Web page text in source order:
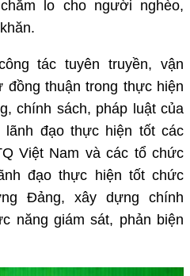
lo cho người nghèo,
tác tuyên truyền, vận
đồng thuận trong thực hiện
chính sách, pháp luật của
đạo thực hiện tốt các
Việt Nam và các tổ chức
đạo thực hiện tốt chức
Đảng, xây dựng chính
năng giám sát, phản biện